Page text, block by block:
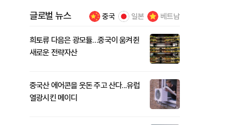
글로벌 뉴스 중국 일본 베트남
희토류 다음은 광모듈…중국이 움켜쥔
새로운 전략자산
중국산 에어콘을 웃돈 주고 산다...유럽
열광시킨 메이디